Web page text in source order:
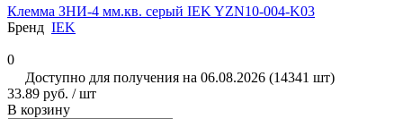
Клемма ЗНИ-4 мм.кв. серый IEK YZN10-004-K03
Бренд IEK
0
Доступно для получения на 06.08.2026 (14341 шт)
33.89 руб. / шт
В корзину